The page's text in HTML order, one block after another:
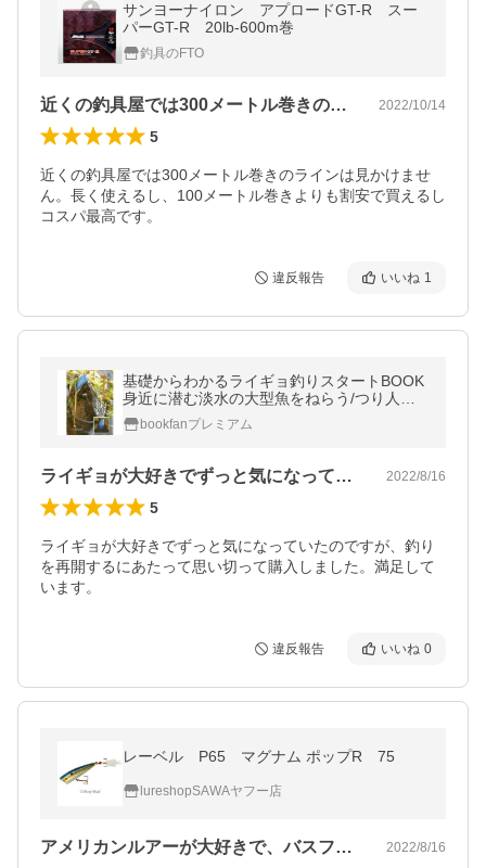
サンヨーナイロン アプロードGT-R スー
パーGT-R 20lb-600m巻
釣具のFTO
近くの釣具屋では300メートル巻きのラ… 2022/10/14
5
近くの釣具屋では300メートル巻きのラインは見かけませ
ん。長く使えるし、100メートル巻きよりも割安で買えるし
コスパ最高です。
違反報告 いいね 1
基礎からわかるライギョ釣りスタートBOOK
身近に潜む淡水の大型魚をねらう/つり人社
書籍編集部
bookfanプレミアム
ライギョが大好きでずっと気になっていた… 2022/8/16
5
ライギョが大好きでずっと気になっていたのですが、釣り
を再開するにあたって思い切って購入しました。満足して
います。
違反報告 いいね 0
レーベル P65 マグナム ポップR 75
lureshopSAWAヤフー店
アメリカンルアーが大好きで、バスフィッ… 2022/8/16